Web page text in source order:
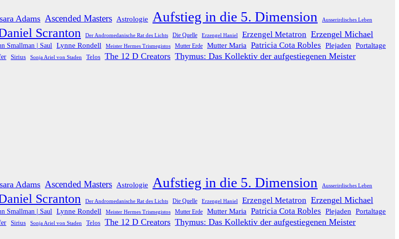
Adams Ascended Masters Astrologie Aufstieg in die 5. Dimension Ausserirdisches Leben
Scranton Der Andromedanische Rat des Lichts Die Quelle Erzengel Haniel Erzengel Metatron Erzengel Michael
Smallman | Saul Lynne Rondell Meister Hermes Trismegistos Mutter Erde Mutter Maria Patricia Cota Robles Plejaden Portaltage
Sirius Sonja Ariel von Staden Telos The 12 D Creators Thymus: Das Kollektiv der aufgestiegenen Meister
Adams Ascended Masters Astrologie Aufstieg in die 5. Dimension Ausserirdisches Leben
Scranton Der Andromedanische Rat des Lichts Die Quelle Erzengel Haniel Erzengel Metatron Erzengel Michael
Smallman | Saul Lynne Rondell Meister Hermes Trismegistos Mutter Erde Mutter Maria Patricia Cota Robles Plejaden Portaltage
Sirius Sonja Ariel von Staden Telos The 12 D Creators Thymus: Das Kollektiv der aufgestiegenen Meister